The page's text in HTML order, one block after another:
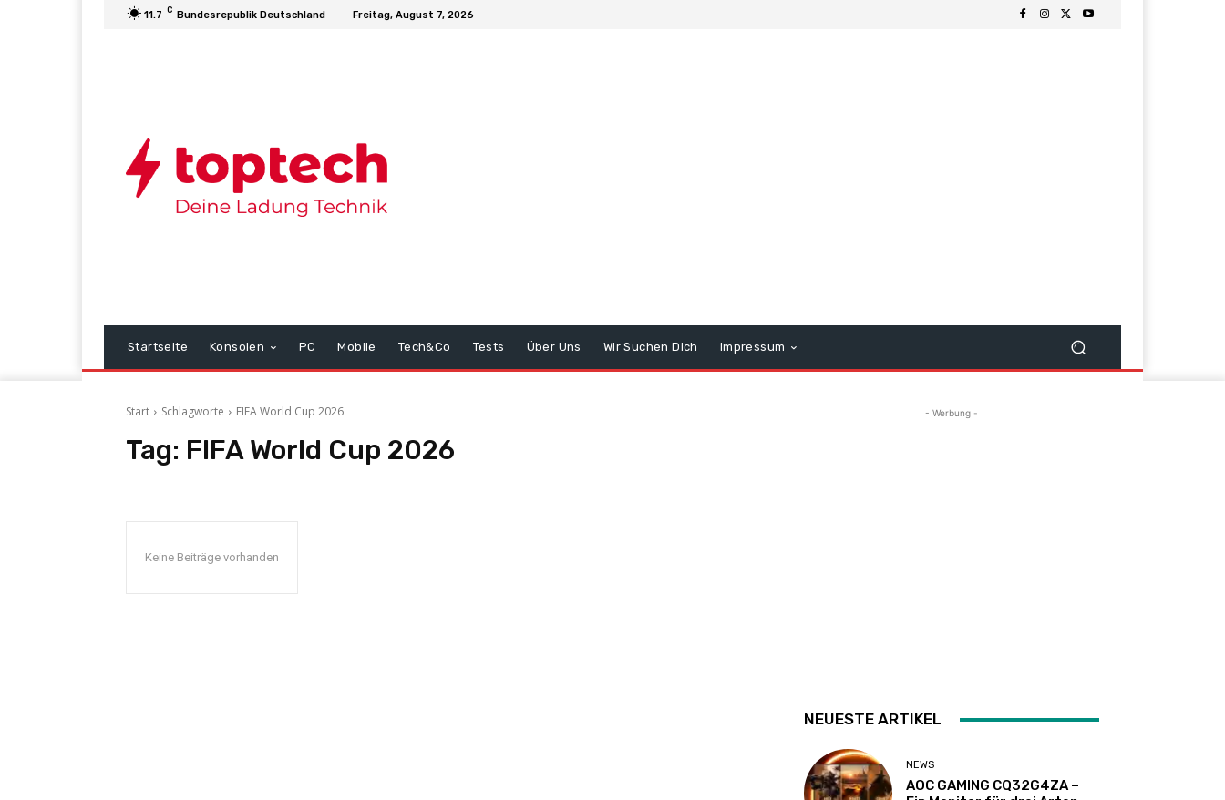
11.7 C Bundesrepublik Deutschland Freitag, August 7, 2026
Startseite Konsolen PC Mobile Tech&Co Tests Über Uns Wir Suchen Dich Impressum
Start Schlagworte FIFA World Cup 2026
Tag: FIFA World Cup 2026
Keine Beiträge vorhanden
- Werbung -
NEUESTE ARTIKEL
NEWS
AOC GAMING CQ32G4ZA –